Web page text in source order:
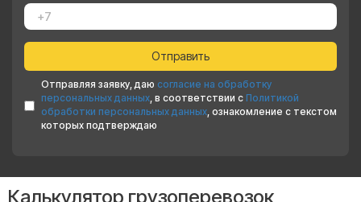
Отправляя заявку, даю согласие на обработку
персональных данных, в соответствии с Политикой
обработки персональных данных, ознакомление с текстом
которых подтверждаю
Калькулятор грузоперевозок